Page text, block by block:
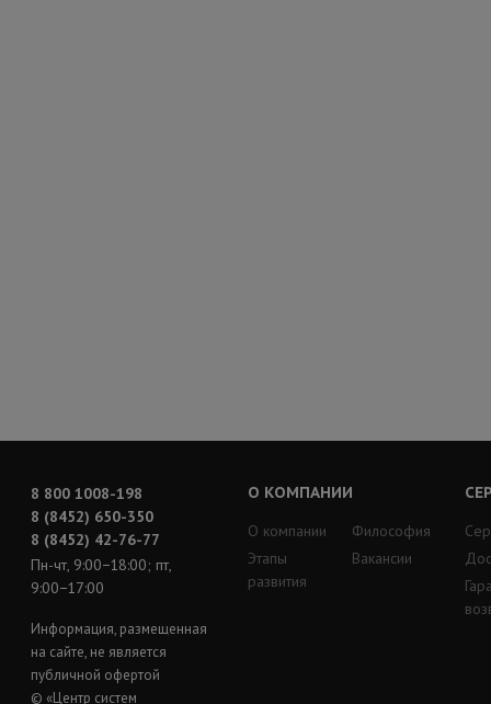
8 800 1008-198
8 (8452) 650-350
8 (8452) 42-76-77
Пн-чт, 9:00−18:00; пт,
9:00−17:00
Информация, размещенная
на сайте, не является
публичной офертой
© «Центр систем
О КОМПАНИИ
О компании
Этапы
развития
Философия
Вакансии